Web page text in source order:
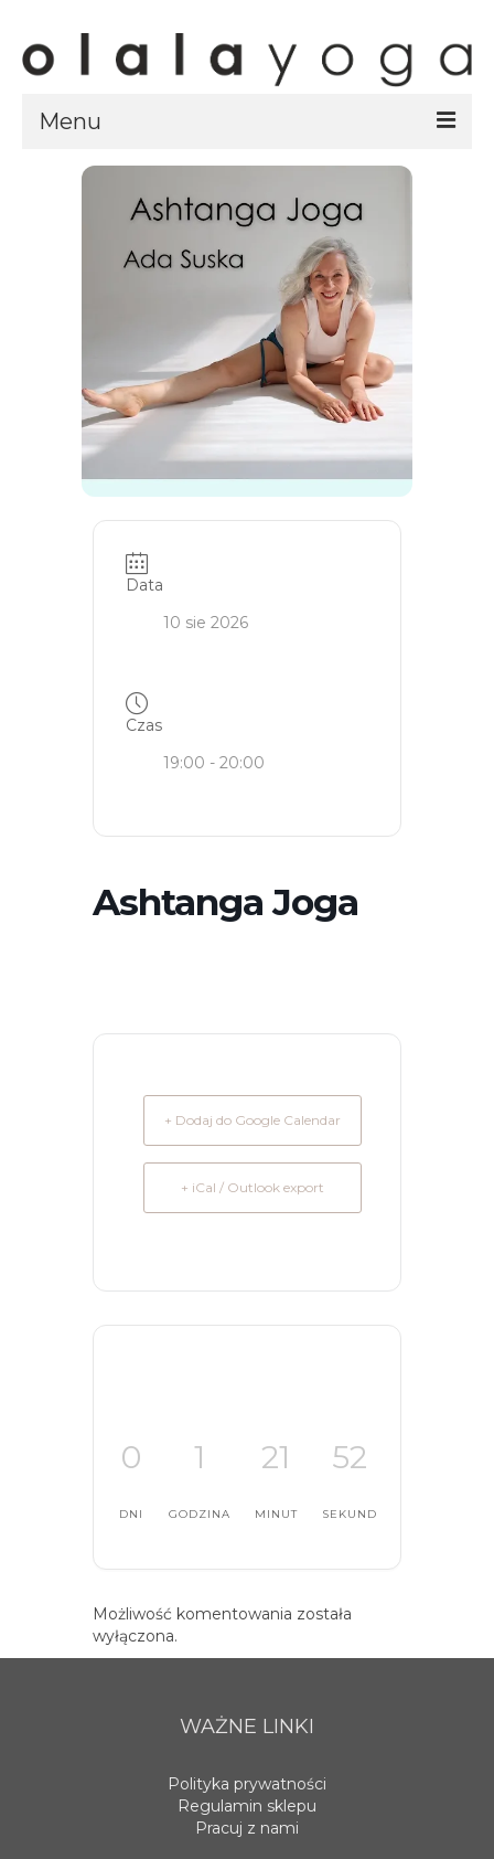
Menu
Sklep
kursy
Kursy
specjalistyczne
spotkania online
artykuły i video
Data
10 sie 2026
Czas
19:00 - 20:00
Ashtanga Joga
+ Dodaj do Google Calendar
+ iCal / Outlook export
0
DNI
1
GODZINA
21
MINUT
51
SEKUND
Możliwość komentowania została
wyłączona.
WAŻNE LINKI
Polityka prywatności
Regulamin sklepu
Pracuj z nami